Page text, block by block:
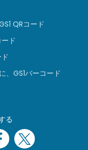
QRコード
ド
、GS1バーコード
る